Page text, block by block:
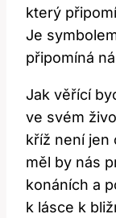
který
Je
připomíná
Jak věřící
ve svém
kříž není jen
měl by nás
konáních a
k lásce k